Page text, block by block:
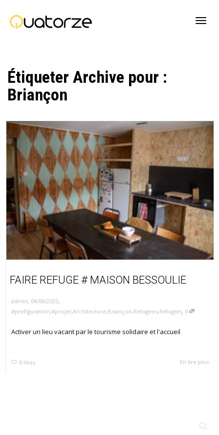
Étiqueter Archive pour :
Briançon
FAIRE REFUGE # MAISON BESSOULIE
admin, 04/06/2020,
#prefiguration,#projet,Architecture,Briançon,Refugees,Réfugiés, 0
Activer un lieu vacant par le tourisme solidaire et l'accueil
0 likes En lire plus